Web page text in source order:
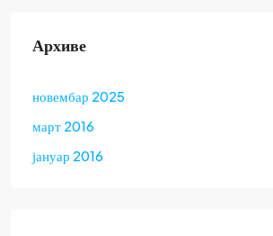
Архиве
новембар 2025
март 2016
јануар 2016